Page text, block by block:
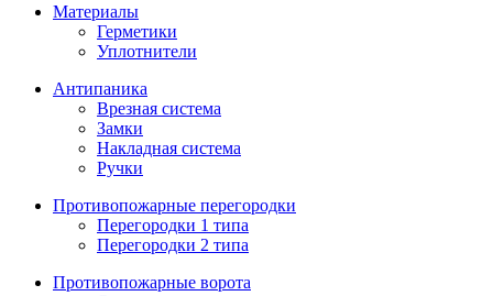
Материалы
Герметики
Уплотнители
Антипаника
Врезная система
Замки
Накладная система
Ручки
Противопожарные перегородки
Перегородки 1 типа
Перегородки 2 типа
Противопожарные ворота